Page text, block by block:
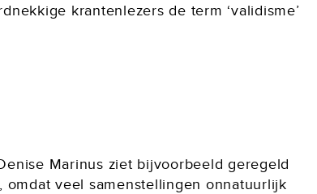
krantenlezers de term ‘validisme’
Marinus ziet bijvoorbeeld geregeld
veel samenstellingen onnatuurlijk